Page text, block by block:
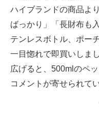
ハイブランドの商品よ
ばっかり」「長財布も
テンレスボトル、ポー
一目惚れで即買いしま
広げると、500mlのペ
コメントが寄せられて